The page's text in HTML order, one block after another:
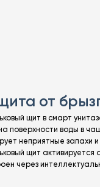
от
щит в смарт
поверхности воды в
неприятные запахи
щит
через